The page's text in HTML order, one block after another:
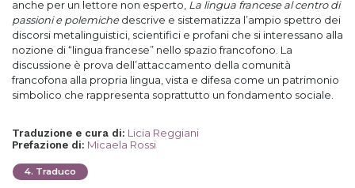
anche per un lettore non esperto, La lingua francese al centro di
passioni e polemichedescrive e sistematizza l’ampio spettro dei
discorsi metalinguistici, scientifici e profani che si interessano alla
nozione di “lingua francese” nello spazio francofono. La
discussione è prova dell’attaccamento della comunità
francofona alla propria lingua, vista e difesa come un patrimonio
simbolico che rappresenta soprattutto un fondamento sociale.
Traduzione e cura di: Licia Reggiani
Prefazione di: Micaela Rossi
4. Traduco